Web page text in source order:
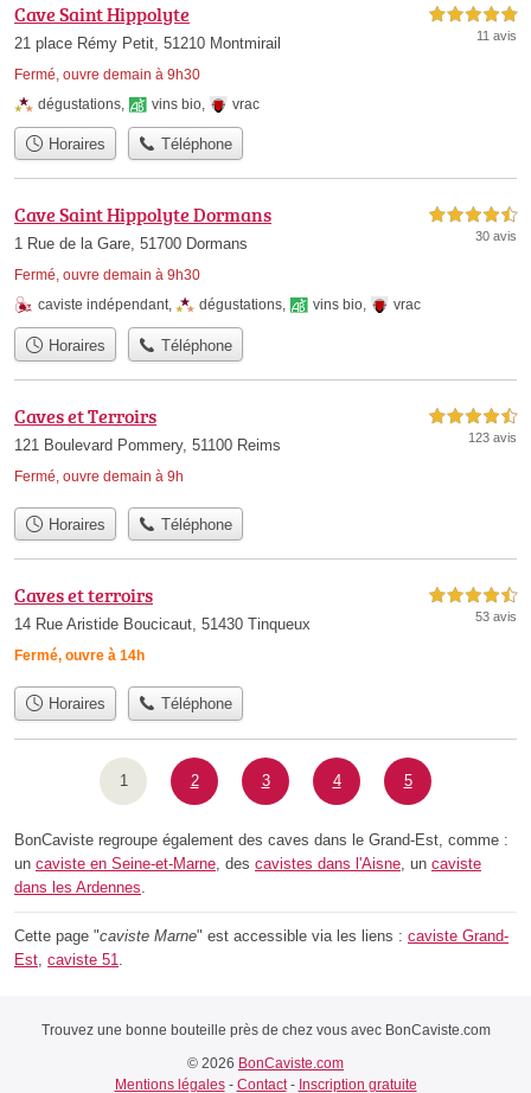
Cave Saint Hippolyte
21 place Rémy Petit, 51210 Montmirail
Fermé, ouvre demain à 9h30
5,0 étoiles sur 5
11 avis
dégustations, vins bio, vrac
Horaires Téléphone
Cave Saint Hippolyte Dormans
1 Rue de la Gare, 51700 Dormans
Fermé, ouvre demain à 9h30
4,5 étoiles sur 5
30 avis
caviste indépendant, dégustations, vins bio, vrac
Horaires Téléphone
Caves et Terroirs
121 Boulevard Pommery, 51100 Reims
Fermé, ouvre demain à 9h
4,5 étoiles sur 5
123 avis
Horaires Téléphone
Caves et terroirs
14 Rue Aristide Boucicaut, 51430 Tinqueux
Fermé, ouvre à 14h
4,5 étoiles sur 5
53 avis
Horaires Téléphone
1 2 3 4 5
BonCaviste regroupe également des caves dans le Grand-Est, comme :
un caviste en Seine-et-Marne , des cavistes dans l'Aisne , un caviste
dans les Ardennes
Cette page "caviste Marne" est accessible via les liens : caviste Grand-
Est caviste 51
Trouvez une bonne bouteille près de chez vous avec BonCaviste.com
© 2026 BonCaviste.com
Mentions légales- Contact- Inscription gratuite